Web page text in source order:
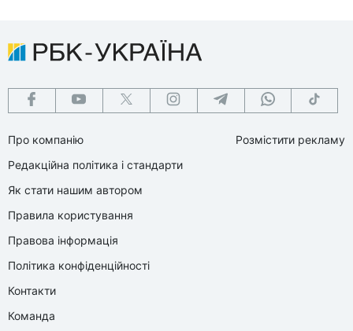
Про компанію
Редакційна політика і стандарти
Як стати нашим автором
Правила користування
Правова інформація
Політика конфіденційності
Контакти
Команда
Розмістити рекламу